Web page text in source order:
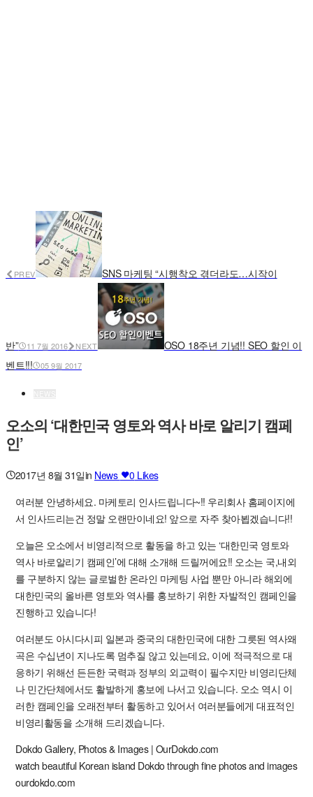
PREV SNS 마케팅 “시행착오 겪더라도…시작이
반” 11 7월 2016 NEXT
OSO 18주년 기념!! SEO 할인 이
벤트!!!
05 9월 2017
오소의 ‘대한민국 영토와 역사 바로 알리기 캠페
인’
2017년 8월 31일in News 0 Likes
여러분 안녕하세요. 마케토리 인사드립니다~!! 우리회사 홈페이지에
서 인사드리는건 정말 오랜만이네요! 앞으로 자주 찾아뵙겠습니다!!
오늘은 오소에서 비영리적으로 활동을 하고 있는 ‘대한민국 영토와
역사 바로알리기 캠페인’에 대해 소개해 드릴꺼에요!! 오소는 국,내외
를 구분하지 않는 글로벌한 온라인 마케팅 사업 뿐만 아니라 해외에
대한민국의 올바른 영토와 역사를 홍보하기 위한 자발적인 캠페인을
진행하고 있습니다!
여러분도 아시다시피 일본과 중국의 대한민국에 대한 그릇된 역사왜
곡은 수십년이 지나도록 멈추질 않고 있는데요, 이에 적극적으로 대
응하기 위해선 든든한 국력과 정부의 외교력이 필수지만 비영리단체
나 민간단체에서도 활발하게 홍보에 나서고 있습니다. 오소 역시 이
러한 캠페인을 오래전부터 활동하고 있어서 여러분들에게 대표적인
비영리활동을 소개해 드리겠습니다.
Dokdo Gallery, Photos & Images | OurDokdo.com
watch beautiful Korean island Dokdo through fine photos and images
ourdokdo.com